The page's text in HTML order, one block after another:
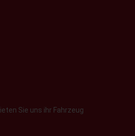
Sie uns ihr Fahrzeug